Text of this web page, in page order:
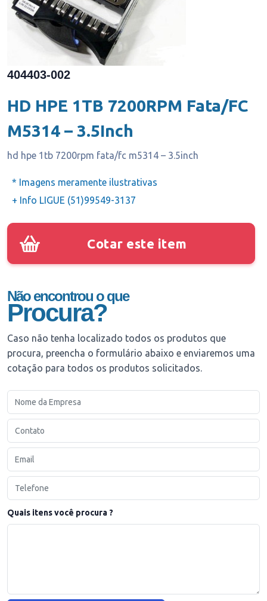
404403-002
HD HPE 1TB 7200RPM Fata/FC
M5314 – 3.5Inch
hd hpe 1tb 7200rpm fata/fc m5314 – 3.5inch
* Imagens meramente ilustrativas
+ Info LIGUE (51)99549-3137
Cotar este item
Não encontrou o que
Procura?
Caso não tenha localizado todos os produtos que
procura, preencha o formulário abaixo e enviaremos uma
cotação para todos os produtos solicitados.
Quais itens você procura ?